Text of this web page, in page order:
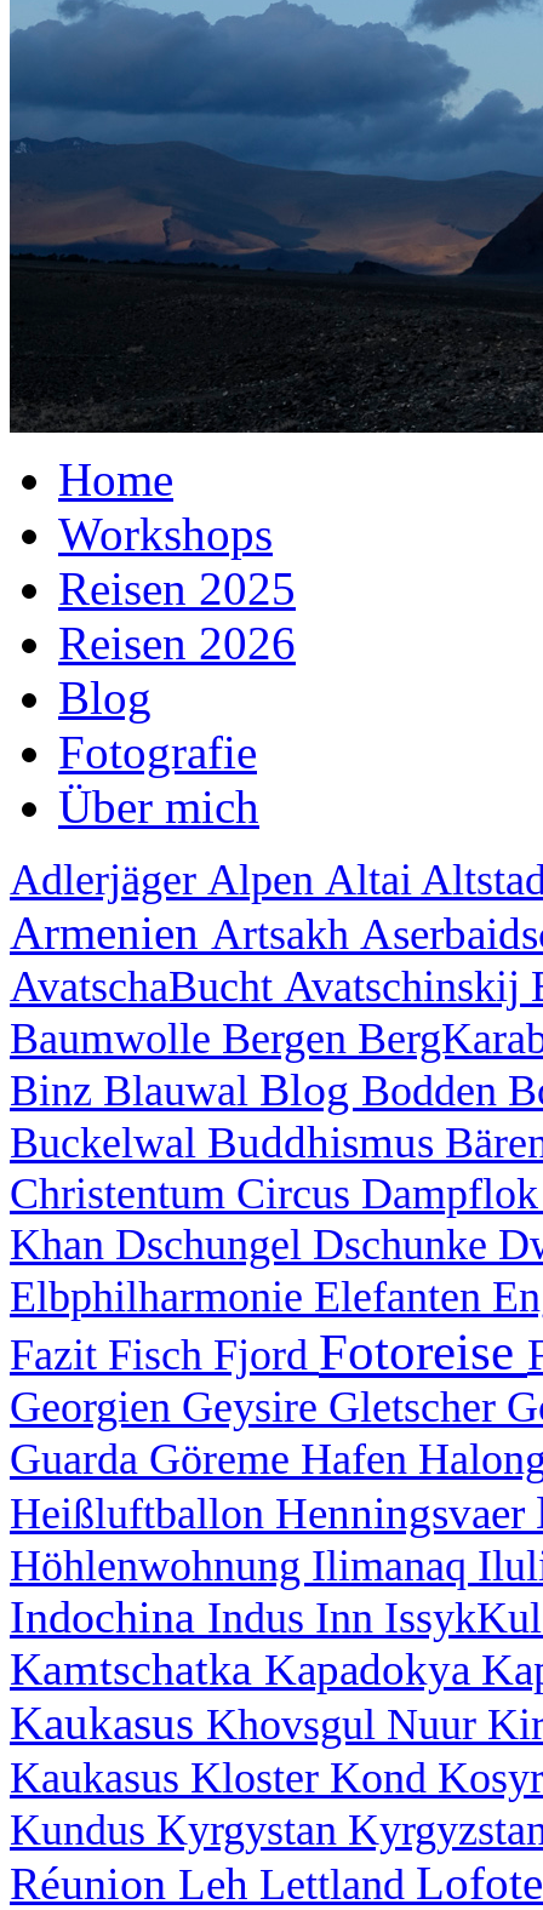
Home
Workshops
Reisen 2025
Reisen 2026
Blog
Fotografie
Über mich
Adlerjäger Alpen Altai
Armenien Artsakh
AvatschaBucht Avatschinskij
Baumwolle Bergen
Binz Blauwal Blog Bodden
Buckelwal Buddhismus
Christentum Circus
Khan Dschungel Dschunke
Elbphilharmonie Elefanten
Fazit Fisch Fjord Fotoreise
Georgien Geysire Gletscher
Guarda Göreme Hafen
Heißluftballon Henningsvaer
Höhlenwohnung Ilimanaq
Indochina Indus Inn
Kamtschatka Kapadokya
Kaukasus Khovsgul Nuur
Kaukasus Kloster Kond
Kundus Kyrgystan
Réunion Leh Lettland